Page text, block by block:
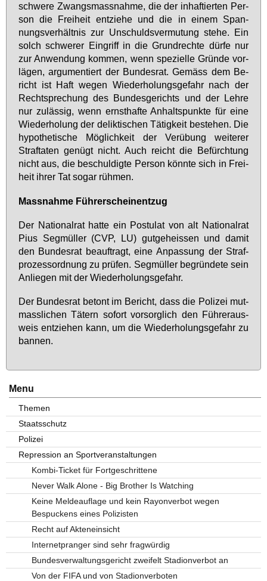
schwe­re Zwangs­mass­nah­me, die der in­haf­tier­ten Per­
son die Frei­heit ent­zie­he und die in ei­nem Span­
nungs­ver­hält­nis zur Un­schulds­ver­mu­tung ste­he. Ein
solch schwe­rer Ein­griff in die Grund­rech­te dür­fe nur
zur An­wen­dung kom­men, wenn spe­zi­el­le Grün­de vor­
lä­gen, ar­gu­men­tiert der Bun­des­rat. Ge­mäss dem Be­
richt ist Haft we­gen Wie­der­ho­lungs­ge­fahr nach der
Recht­spre­chung des Bun­des­ge­richts und der Leh­re
nur zu­läs­sig, wenn ernst­haf­te An­halts­punk­te für ei­ne
Wie­der­ho­lung der de­lik­ti­schen Tä­tig­keit be­ste­hen. Die
hy­po­the­ti­sche Mög­lich­keit der Ver­übung wei­te­rer
Straf­ta­ten ge­nügt nicht. Auch reicht die Be­fürch­tung
nicht aus, die be­schul­dig­te Per­son könn­te sich in Frei­
heit ih­rer Tat so­gar rüh­men.
Mass­nah­me Füh­rer­schein­ent­zug
Der Na­tio­nal­rat hat­te ein Pos­tu­lat von alt Na­tio­nal­rat
Pi­us Seg­mül­ler (CVP, LU) gut­ge­heis­sen und da­mit
den Bun­des­rat be­auf­tragt, ei­ne An­pas­sung der Straf­
pro­zess­ord­nung zu prü­fen. Seg­mül­ler be­grün­de­te sein
An­lie­gen mit der Wie­der­ho­lungs­ge­fahr.
Der Bun­des­rat be­tont im Be­richt, dass die Po­li­zei mut­
mass­li­chen Tä­tern so­fort vor­sorg­lich den Füh­rer­aus­
weis ent­zie­hen kann, um die Wie­der­ho­lungs­ge­fahr zu
ban­nen.
Menu
Themen
Staatsschutz
Polizei
Repression an Sportveranstaltungen
Kombi-Ticket für Fortgeschrittene
Never Walk Alone - Big Brother Is Watching
Keine Meldeauflage und kein Rayonverbot wegen
Bespuckens eines Polizisten
Recht auf Akteneinsicht
Internetpranger sind sehr fragwürdig
Bundesverwaltungsgericht zweifelt Stadionverbot an
Von der FIFA und von Stadionverboten